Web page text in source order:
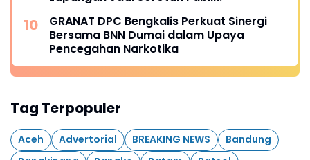
GRANAT DPC Bengkalis Perkuat Sinergi
Bersama BNN Dumai dalam Upaya
Pencegahan Narkotika
Tag Terpopuler
Aceh Advertorial BREAKING NEWS
Bandung